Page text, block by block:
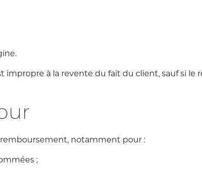
à la revente du fait du client, sauf si le
notamment pour :
;